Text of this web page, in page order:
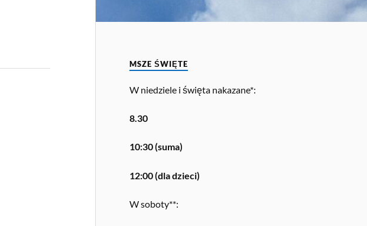
MSZE ŚWIĘTE
W niedziele i święta nakazane*:
8.30
10:30 (suma)
12:00 (dla dzieci)
W soboty**: